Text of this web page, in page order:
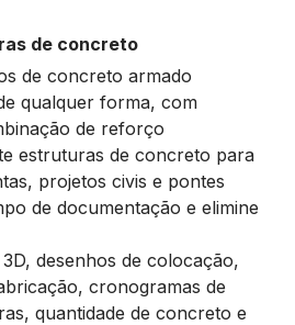
de concreto
de concreto armado
qualquer forma, com
de reforço
estruturas de concreto para
projetos civis e pontes
de documentação e elimine
desenhos de colocação,
cronogramas de
quantidade de concreto e